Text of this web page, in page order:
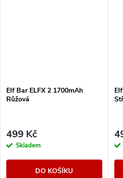
Elf Bar ELFX 2 1700mAh
Růžová
499 Kč
Skladem
DO KOŠÍKU